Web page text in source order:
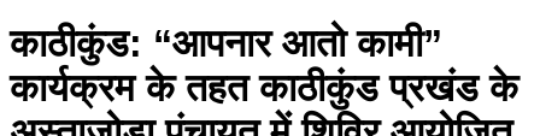
काठीकुंड: “आपनार आतो कामी”
कार्यक्रम के तहत काठीकुंड प्रखंड के